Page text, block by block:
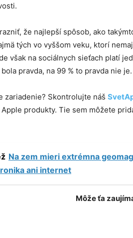
že najlepší spôsob, ako
tých vo vyššom veku, ktorí
však na sociálnych sieťach platí
pravda, na 99 % to pravda nie
zariadenie? Skontrolujte náš
produkty. Tie sem môžete
Na zem mieri extrémna
ani internet
Môže ťa